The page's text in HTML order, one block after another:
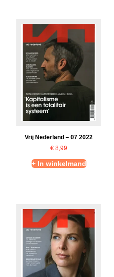
Vrij Nederland – 07 2022
€ 8,99
+ In winkelmand